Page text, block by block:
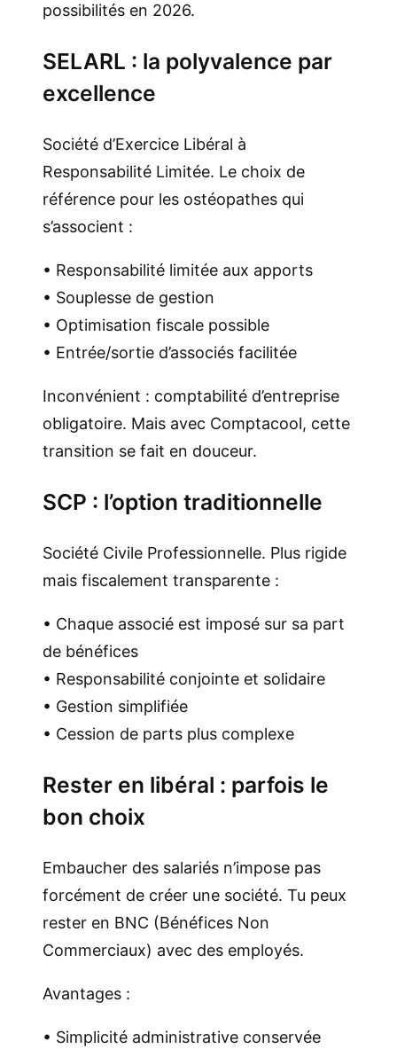
possibilités en 2026.
SELARL : la polyvalence par
excellence
Société d’Exercice Libéral à
Responsabilité Limitée. Le choix de
référence pour les ostéopathes qui
s’associent :
• Responsabilité limitée aux apports
• Souplesse de gestion
• Optimisation fiscale possible
• Entrée/sortie d’associés facilitée
Inconvénient : comptabilité d’entreprise
obligatoire. Mais avec Comptacool, cette
transition se fait en douceur.
SCP : l’option traditionnelle
Société Civile Professionnelle. Plus rigide
mais fiscalement transparente :
• Chaque associé est imposé sur sa part
de bénéfices
• Responsabilité conjointe et solidaire
• Gestion simplifiée
• Cession de parts plus complexe
Rester en libéral : parfois le
bon choix
Embaucher des salariés n’impose pas
forcément de créer une société. Tu peux
rester en BNC (Bénéfices Non
Commerciaux) avec des employés.
Avantages :
• Simplicité administrative conservée